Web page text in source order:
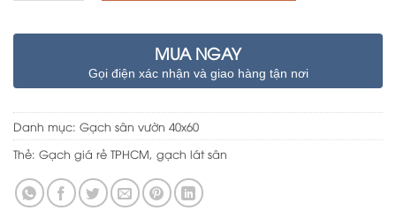
MUA NGAY
Gọi điện xác nhận và giao hàng tận nơi
Danh mục: Gạch sân vườn 40x60
Thẻ: Gạch giá rẻ TPHCM, gạch lát sân